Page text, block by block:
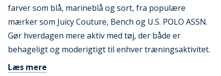
farver som blå, marineblå og sort, fra populære
mærker som Juicy Couture, Bench og U.S. POLO ASSN.
Gør hverdagen mere aktiv med tøj, der både er
behageligt og moderigtigt til enhver træningsaktivitet.
Læs mere